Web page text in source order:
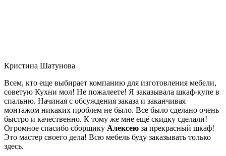
Кристина Шатунова
Всем, кто еще выбирает компанию для изготовления мебели,
советую Кухни мол! Не пожалеете! Я заказывала шкаф-купе в
спальню. Начиная с обсуждения заказа и заканчивая
монтажом никаких проблем не было. Все было сделано очень
быстро и качественно. К тому же мне ещё скидку сделали!
Огромное спасибо сборщику Алексею за прекрасный шкаф!
Это мастер своего дела! Всю мебель буду заказывать только
здесь.